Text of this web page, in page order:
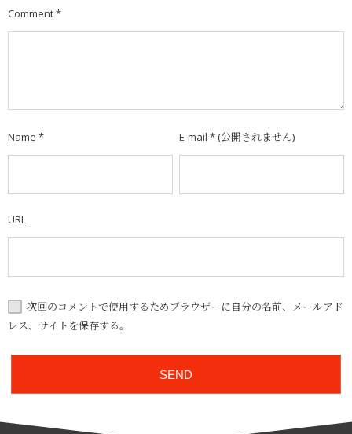
Comment*
Name * E-mail * (公開されません)
URL
次回のコメントで使用するためブラウザーに自分の名前、メールアド
レス、サイトを保存する。